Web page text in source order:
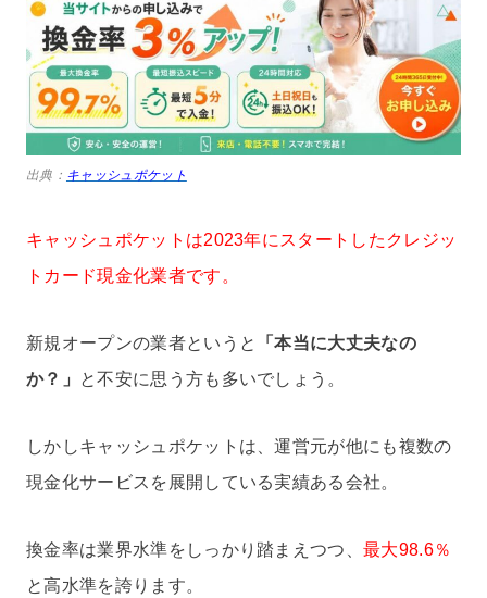
出典： キャッシュポケット
キャッシュポケットは2023年にスタートしたクレジッ
トカード現金化業者です。
新規オープンの業者というと
「本当に大丈夫なの
か？」
と不安に思う方も多いでしょう。
しかしキャッシュポケットは、運営元が他にも複数の
現金化サービスを展開している実績ある会社。
換金率は業界水準をしっかり踏まえつつ、最大98.6％
と高水準を誇ります。